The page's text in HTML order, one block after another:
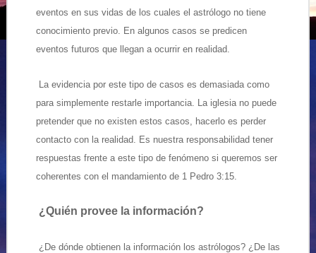
eventos en sus vidas de los cuales el astrólogo no tiene
conocimiento previo. En algunos casos se predicen
eventos futuros que llegan a ocurrir en realidad.
La evidencia por este tipo de casos es demasiada como
para simplemente restarle importancia. La iglesia no puede
pretender que no existen estos casos, hacerlo es perder
contacto con la realidad. Es nuestra responsabilidad tener
respuestas frente a este tipo de fenómeno si queremos ser
coherentes con el mandamiento de 1 Pedro 3:15.
¿Quién provee la información?
¿De dónde obtienen la información los astrólogos? ¿De las